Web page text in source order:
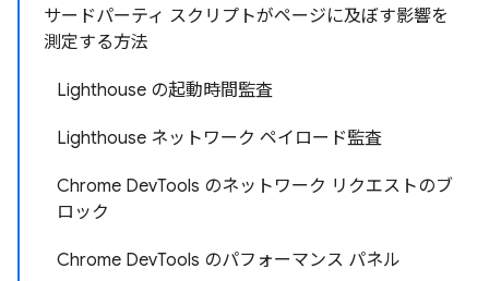
サードパーティ スクリプトがページに及ぼす影響を
測定する方法
Lighthouse の起動時間監査
Lighthouse ネットワーク ペイロード監査
Chrome DevTools のネットワーク リクエストのブ
ロック
Chrome DevTools のパフォーマンス パネル